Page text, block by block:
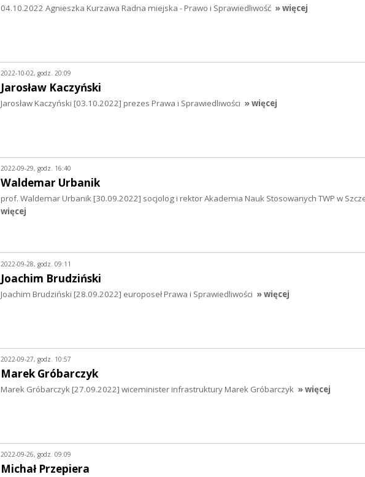
04.10.2022 Agnieszka Kurzawa Radna miejska - Prawo i Sprawiedliwość » więcej
2022-10-02, godz. 20:09
Jarosław Kaczyński
Jarosław Kaczyński [03.10.2022] prezes Prawa i Sprawiedliwości » więcej
2022-09-29, godz. 16:40
Waldemar Urbanik
prof. Waldemar Urbanik [30.09.2022] socjolog i rektor Akademia Nauk Stosowanych TWP w
więcej
2022-09-28, godz. 09:11
Joachim Brudziński
Joachim Brudziński [28.09.2022] europoseł Prawa i Sprawiedliwości » więcej
2022-09-27, godz. 10:57
Marek Gróbarczyk
Marek Gróbarczyk [27.09.2022] wiceminister infrastruktury Marek Gróbarczyk » więcej
2022-09-26, godz. 09:09
Michał Przepiera